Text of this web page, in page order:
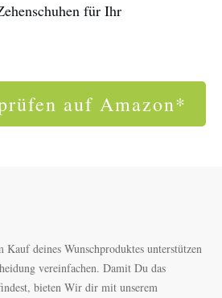
für Ihr
auf Amazon*
deines Wunschproduktes unterstützen
vereinfachen. Damit Du das
bieten Wir dir mit unserem